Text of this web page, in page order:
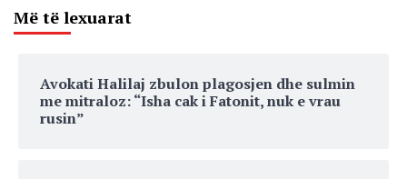
Më të lexuarat
Avokati Halilaj zbulon plagosjen dhe sulmin
me mitraloz: “Isha cak i Fatonit, nuk e vrau
rusin”